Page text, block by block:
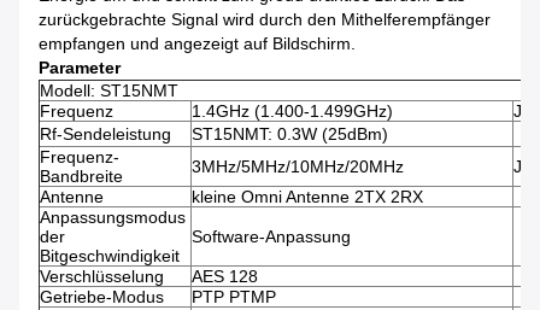
zurückgebrachte Signal wird durch den Mithelferempfänger
empfangen und angezeigt auf Bildschirm.
Parameter
Modell: ST15NMT
Frequenz
1.4GHz (1.400-1.499GHz)
Rf-Sendeleistung
ST15NMT: 0.3W (25dBm)
Frequenz-
Bandbreite
3MHz/5MHz/10MHz/20MHz
Antenne
kleine Omni Antenne 2TX 2RX
Anpassungsmodus
der
Bitgeschwindigkeit
Software-Anpassung
Verschlüsselung
AES 128
Getriebe-Modus
PTP PTMP